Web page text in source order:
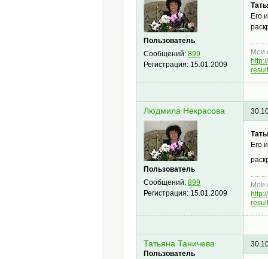
Пользователь
Сообщений:899
Регистрация: 15.01.2009
Его
Мои
Людмила Некрасова
Пользователь
Сообщений:899
Регистрация: 15.01.2009
Его
Мои
Татьяна Таничева
Пользователь